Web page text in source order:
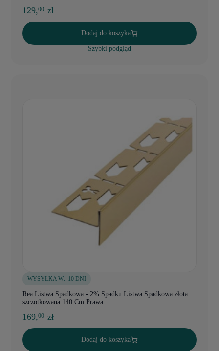
129,00 zł
Dodaj do koszyka
Szybki podgląd
WYSYŁKA W: 10 DNI
Rea Listwa Spadkowa - 2% Spadku Listwa Spadkowa złota
szczotkowana 140 Cm Prawa
169,00 zł
Dodaj do koszyka